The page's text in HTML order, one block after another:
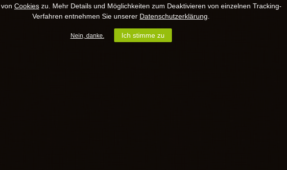
Cookies zu. Mehr Details und Möglichkeiten zum Deaktivieren von einzelnen Tracking-
Verfahren entnehmen Sie unserer Datenschutzerklärung
Nein, danke. Ich stimme zu